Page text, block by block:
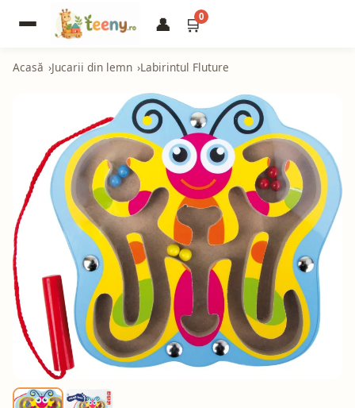
👤 🛒0
Acasă Jucarii din lemn Labirintul Fluture